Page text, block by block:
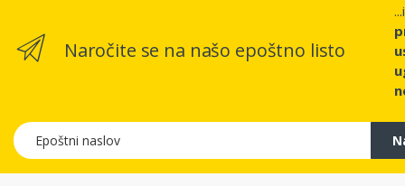
Naročite se na našo epoštno listo
Epoštni naslov